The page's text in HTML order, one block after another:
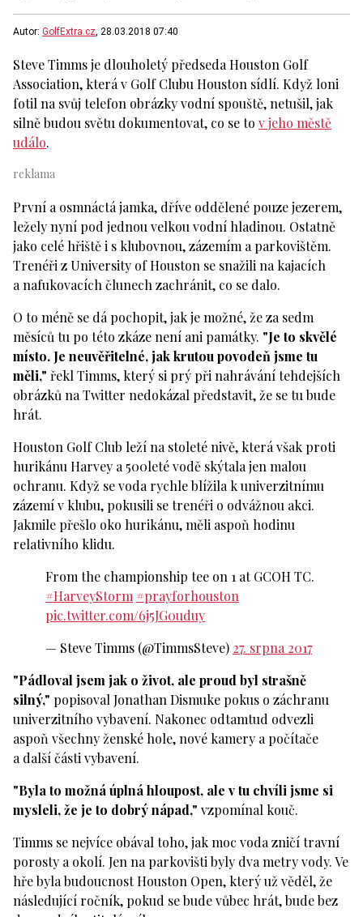
Autor: GolfExtra.cz, 28.03.2018 07:40
Steve Timms je dlouholetý předseda Houston Golf
Association, která v Golf Clubu Houston sídlí. Když loni
fotil na svůj telefon obrázky vodní spouště, netušil, jak
silně budou světu dokumentovat, co se to v jeho městě
událo.
První a osmnáctá jamka, dříve oddělené pouze jezerem,
ležely nyní pod jednou velkou vodní hladinou. Ostatně
jako celé hřiště i s klubovnou, zázemím a parkovištěm.
Trenéři z University of Houston se snažili na kajacích
a nafukovacích člunech zachránit, co se dalo.
O to méně se dá pochopit, jak je možné, že za sedm
měsíců tu po této zkáze není ani památky. "Je to skvělé
místo. Je neuvěřitelné, jak krutou povodeň jsme tu
měli," řekl Timms, který si prý při nahrávání tehdejších
obrázků na Twitter nedokázal představit, že se tu bude
hrát.
Houston Golf Club leží na stoleté nivě, která však proti
hurikánu Harvey a 500leté vodě skýtala jen malou
ochranu. Když se voda rychle blížila k univerzitnímu
zázemí v klubu, pokusili se trenéři o odvážnou akci.
Jakmile přešlo oko hurikánu, měli aspoň hodinu
relativního klidu.
From the championship tee on 1 at GCOH TC.
#HarveyStorm #prayforhouston
pic.twitter.com/6j5JG0uduy
— Steve Timms (@TimmsSteve) 27. srpna 2017
"Pádloval jsem jak o život, ale proud byl strašně
silný," popisoval Jonathan Dismuke pokus o záchranu
univerzitního vybavení. Nakonec odtamtud odvezli
aspoň všechny ženské hole, nové kamery a počítače
a další části vybavení.
"Byla to možná úplná hloupost, ale v tu chvíli jsme si
mysleli, že je to dobrý nápad," vzpomínal kouč.
Timms se nejvíce obával toho, jak moc voda zničí travní
porosty a okolí. Jen na parkovišti byly dva metry vody. Ve
hře byla budoucnost Houston Open, který už věděl, že
následující ročník, pokud se bude vůbec hrát, bude bez